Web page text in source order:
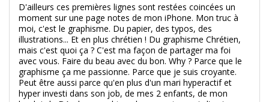
D'ailleurs ces premières lignes sont restées coincées un
moment sur une page notes de mon iPhone. Mon truc à
moi, c'est le graphisme. Du papier, des typos, des
illustrations... Et en plus chrétien ! Du graphisme Chrétien,
mais c'est quoi ça ? C'est ma façon de partager ma foi
avec vous. Faire du beau avec du bon. Why ? Parce que le
graphisme ça me passionne. Parce que je suis croyante.
Peut être aussi parce qu'en plus d'un mari hyperactif et
hyper investi dans son job, de mes 2 enfants, de mon